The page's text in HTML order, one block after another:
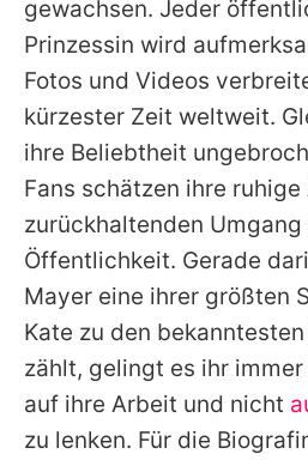
gewachsen. Jeder
Prinzessin wird
Fotos und Videos
kürzester Zeit weltweit.
ihre Beliebtheit
Fans schätzen ihre
zurückhaltenden
Öffentlichkeit. Gerade
Mayer eine ihrer größten
Kate zu den
zählt, gelingt es ihr immer
auf ihre Arbeit und nicht
zu lenken. Für die